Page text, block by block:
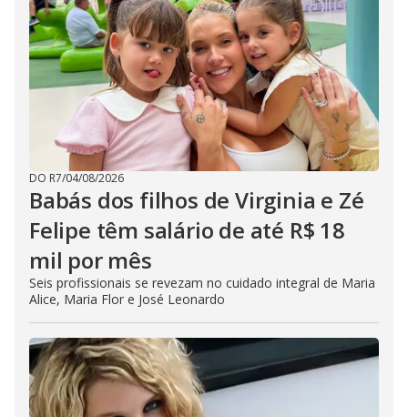
DO R7/04/08/2026
Babás dos filhos de Virginia e Zé
Felipe têm salário de até R$ 18
mil por mês
Seis profissionais se revezam no cuidado integral de Maria
Alice, Maria Flor e José Leonardo